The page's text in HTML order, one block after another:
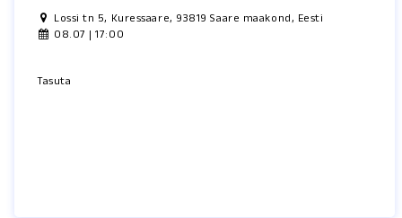
Lossi tn 5, Kuressaare, 93819 Saare maakond, Eesti
08.07 | 17:00
Tasuta